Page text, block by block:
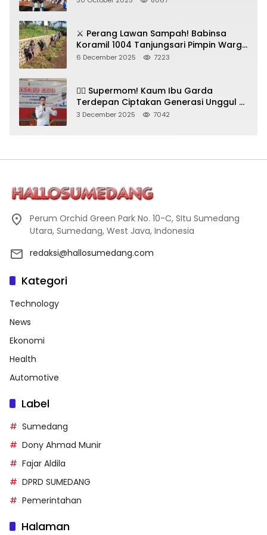
⚔️ Perang Lawan Sampah! Babinsa
Koramil 1004 Tanjungsari Pimpin Warga
Bersihkan Gorong-Gorong & Plastik
6 December 2025 7223
🦸‍♀️ Supermom! Kaum Ibu Garda
Terdepan Ciptakan Generasi Unggul di
Sumedang
3 December 2025 7042
Perum Orchid Green Park No. 10-C, SItu Sumedang
Utara, Sumedang, West Java, Indonesia
redaksi@hallosumedang.com
Kategori
Technology
News
Ekonomi
Health
Automotive
Label
Sumedang
Dony Ahmad Munir
Fajar Aldila
DPRD SUMEDANG
Pemerintahan
Halaman